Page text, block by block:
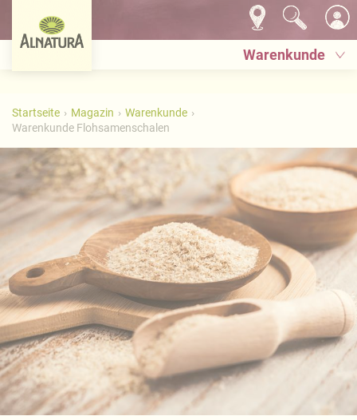
Warenkunde
Startseite Magazin
Warenkunde
Warenkunde Flohsamenschalen